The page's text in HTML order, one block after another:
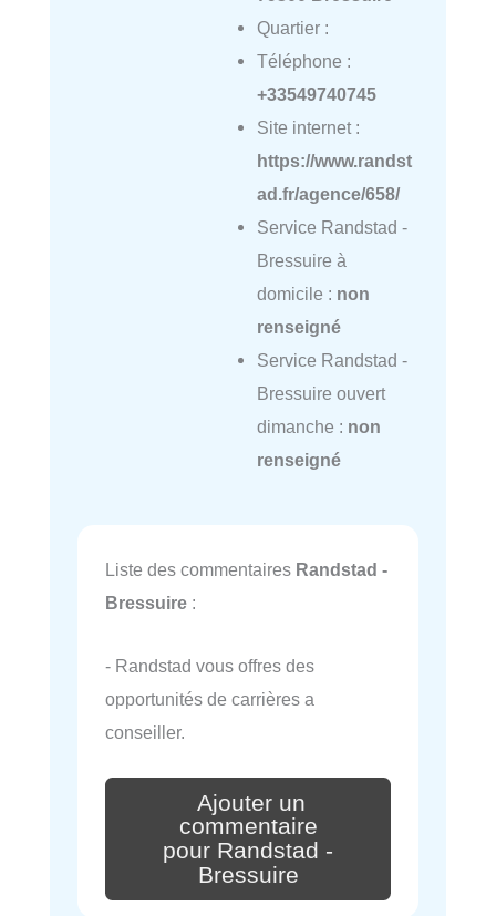
Quartier :
Téléphone :
+33549740745
Site internet :
https://www.randst
ad.fr/agence/658/
Service Randstad -
Bressuire à
domicile : non
renseigné
Service Randstad -
Bressuire ouvert
dimanche : non
renseigné
Liste des commentaires Randstad -
Bressuire :
- Randstad vous offres des
opportunités de carrières a
conseiller.
Ajouter un
commentaire
pour Randstad -
Bressuire